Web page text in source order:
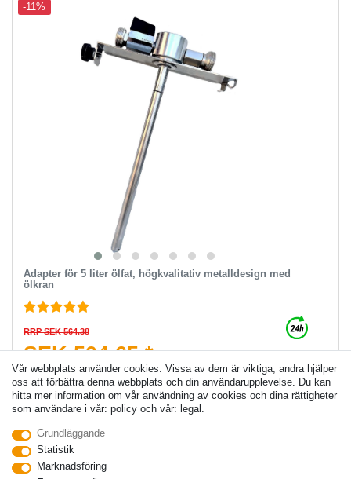
-11%
Adapter för 5 liter ölfat, högkvalitativ metalldesign med
ölkran
RRP SEK 564.38
SEK 504.65 *
Lagg till i kundvagnen
*Inkl. Momsexkl.Leverans
-14%
Vår webbplats använder cookies. Vissa av dem är viktiga, andra hjälper
oss att förbättra denna webbplats och din användarupplevelse. Du kan
hitta mer information om vår användning av cookies och dina rättigheter
som användare i vår: policy och vår: legal.
Grundläggande
Statistik
Marknadsföring